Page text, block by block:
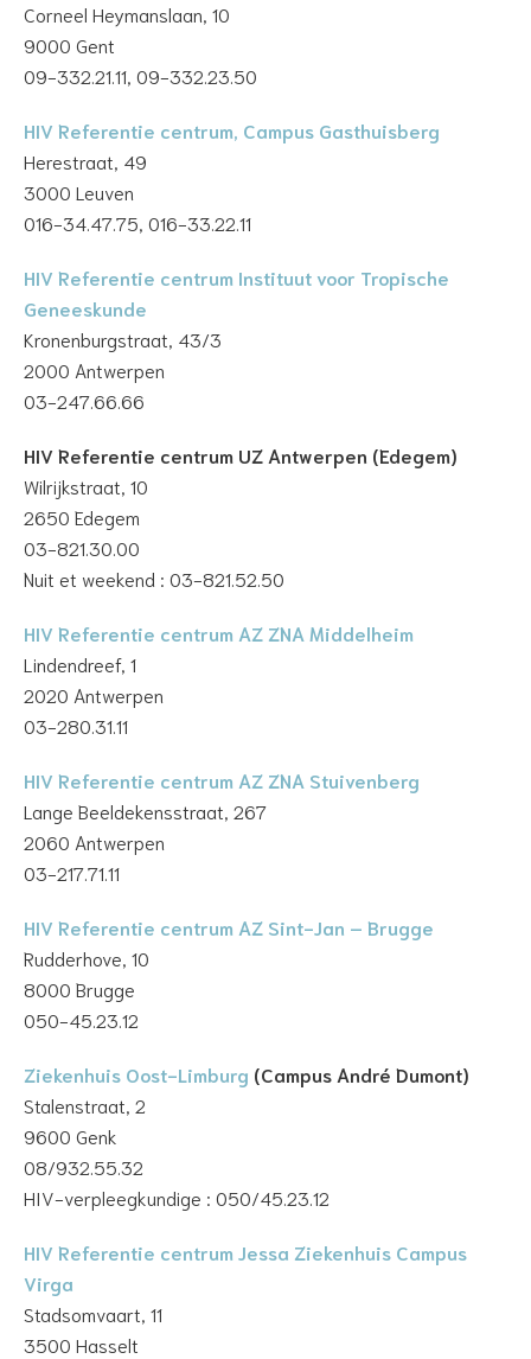
Corneel Heymanslaan, 10
9000 Gent
09-332.21.11, 09-332.23.50
HIV Referentie centrum, Campus Gasthuisberg
Herestraat, 49
3000 Leuven
016-34.47.75, 016-33.22.11
HIV Referentie centrum Instituut voor Tropische
Geneeskunde
Kronenburgstraat, 43/3
2000 Antwerpen
03-247.66.66
HIV Referentie centrum UZ Antwerpen (Edegem)
Wilrijkstraat, 10
2650 Edegem
03-821.30.00
Nuit et weekend : 03-821.52.50
HIV Referentie centrum AZ ZNA Middelheim
Lindendreef, 1
2020 Antwerpen
03-280.31.11
HIV Referentie centrum AZ ZNA Stuivenberg
Lange Beeldekensstraat, 267
2060 Antwerpen
03-217.71.11
HIV Referentie centrum AZ Sint-Jan – Brugge
Rudderhove, 10
8000 Brugge
050-45.23.12
Ziekenhuis Oost-Limburg (Campus André Dumont)
Stalenstraat, 2
9600 Genk
08/932.55.32
HIV-verpleegkundige : 050/45.23.12
HIV Referentie centrum Jessa Ziekenhuis Campus
Virga
Stadsomvaart, 11
3500 Hasselt